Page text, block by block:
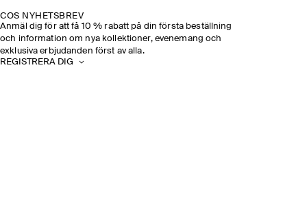
COS NYHETSBREV
Anmäl dig för att få 10 % rabatt på din första beställning
och information om nya kollektioner, evenemang och
exklusiva erbjudanden först av alla.
REGISTRERA DIG